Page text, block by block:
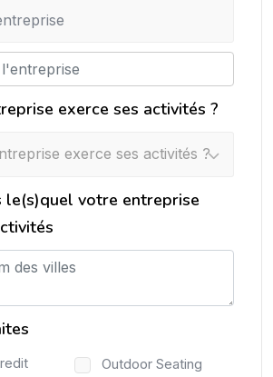
exerce ses activités ?
exerce ses activités ?
le(s)quel votre entreprise
Outdoor Seating